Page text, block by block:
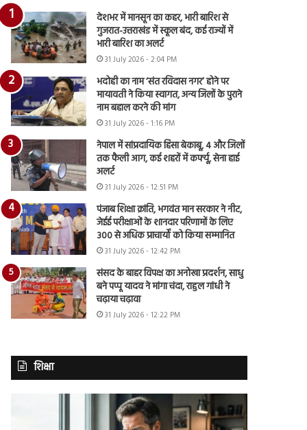
देशभर में मानसून का कहर, भारी बारिश से
गुजरात-उत्तराखंड में स्कूल बंद, कई राज्यों में
भारी बारिश का अलर्ट
31 July 2026 - 2:04 PM
भदोही का नाम ‘संत रविदास नगर’ होने पर
मायावती ने किया स्वागत, अन्य जिलों के पुराने
नाम बहाल करने की मांग
31 July 2026 - 1:16 PM
नेपाल में सांप्रदायिक हिंसा बेकाबू, 4 और जिलों
तक फैली आग, कई शहरों में कर्फ्यू, सेना हाई
अलर्ट
31 July 2026 - 12:51 PM
पंजाब शिक्षा क्रांति, भगवंत मान सरकार ने नीट,
जेईई परीक्षाओं के शानदार परिणामों के लिए
300 से अधिक प्राचार्यों को किया सम्मानित
31 July 2026 - 12:42 PM
संसद के बाहर विपक्ष का अनोखा प्रदर्शन, साधु
बने पप्पू यादव ने मांगा चंदा, राहुल गांधी ने
चढ़ाया चढ़ावा
31 July 2026 - 12:22 PM
शिक्षा